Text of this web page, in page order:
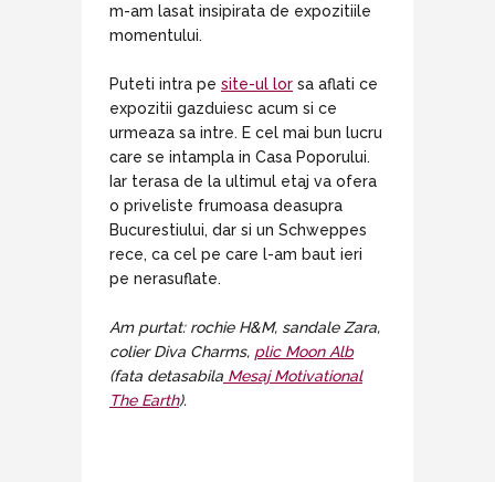
m-am lasat insipirata de expozitiile
momentului.
Puteti intra pe site-ul lor sa aflati ce
expozitii gazduiesc acum si ce
urmeaza sa intre. E cel mai bun lucru
care se intampla in Casa Poporului.
Iar terasa de la ultimul etaj va ofera
o priveliste frumoasa deasupra
Bucurestiului, dar si un Schweppes
rece, ca cel pe care l-am baut ieri
pe nerasuflate.
Am purtat: rochie H&M, sandale Zara,
colier Diva Charms, plic Moon Alb
(fata detasabila Mesaj Motivational
The Earth).